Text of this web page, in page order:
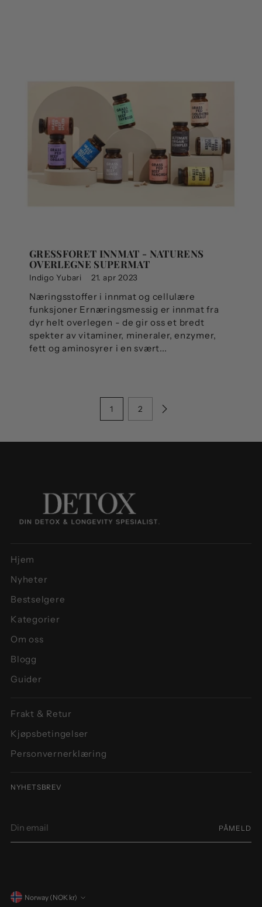
GRESSFORET INNMAT - NATURENS
OVERLEGNE SUPERMAT
Indigo Yubari 21. apr 2023
Næringsstoffer i innmat og cellulære
funksjoner Ernæringsmessig er innmat fra
dyr helt overlegen - de gir oss et bredt
spekter av vitaminer, mineraler, enzymer,
fett og aminosyrer i en svært...
1 2
Hjem
Nyheter
Bestselgere
Kategorier
Om oss
Blogg
Guider
Frakt & Retur
Kjøpsbetingelser
Personvernerklæring
NYHETSBREV
email
PÅMELD
Norway (NOK kr)